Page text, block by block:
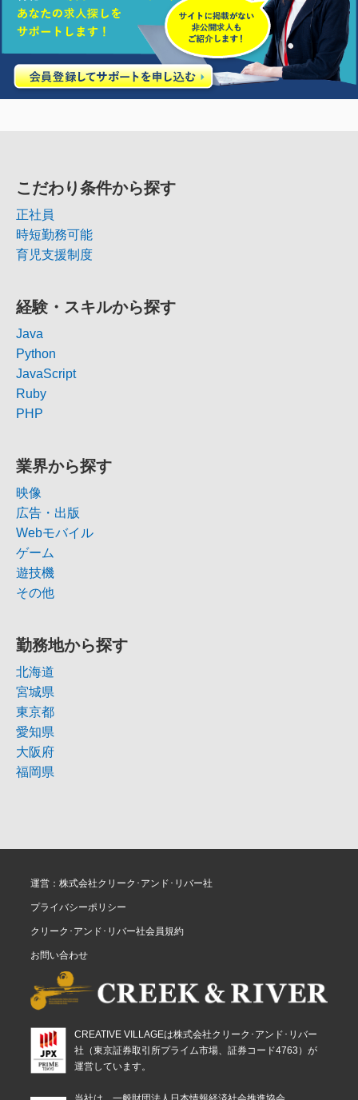
こだわり条件から探す
正社員
時短勤務可能
育児支援制度
経験・スキルから探す
Java
Python
JavaScript
Ruby
PHP
業界から探す
映像
広告・出版
Webモバイル
ゲーム
遊技機
その他
勤務地から探す
北海道
宮城県
東京都
愛知県
大阪府
福岡県
運営：株式会社クリーク･アンド･リバー社
プライバシーポリシー
クリーク･アンド･リバー社会員規約
お問い合わせ
CREATIVE VILLAGEは株式会社クリーク･アンド･リバー
社（東京証券取引所プライム市場、証券コード4763）が
運営しています。